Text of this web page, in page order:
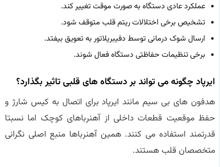
عملکرد عادی دستگاه به صورت موقت تغییر کند.
تشخیص برخی اختلالات ریتم قلب متوقف شود.
ارسال شوک درمانی توسط دفیبریلاتور به تعویق بیفتد.
برخی تنظیمات حفاظتی دستگاه فعال شوند.
ایرپاد چگونه می تواند بر دستگاه های قلبی تاثیر بگذارد؟
هدفون های بی سیم مانند ایرپاد برای اتصال به کیس شارژ و
حفظ موقعیت قطعات داخلی از آهنرباهای کوچک اما نسبتا
قدرتمند استفاده می کنند. همین آهنرباها منبع اصلی نگرانی
متخصصان قلب هستند.